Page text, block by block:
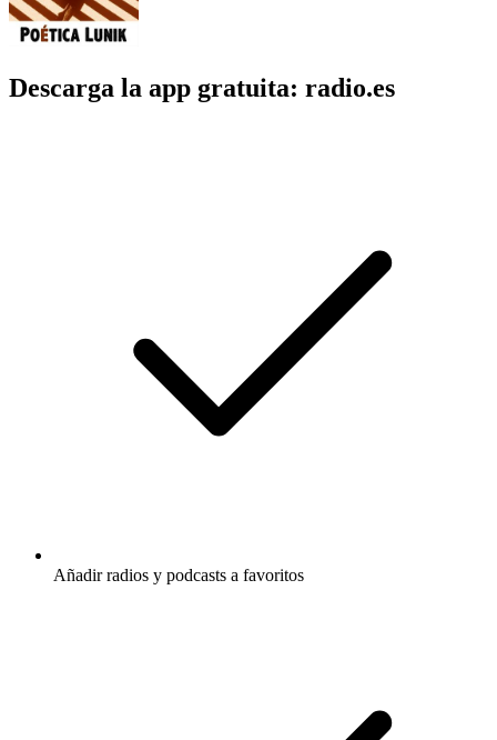
Descarga la app gratuita: radio.es
Añadir radios y podcasts a favoritos